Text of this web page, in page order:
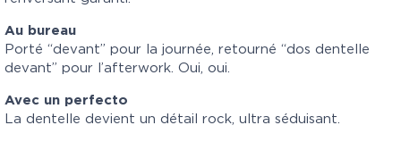
Au bureau
Porté “devant” pour la journée, retourné “dos dentelle
devant” pour l’afterwork. Oui, oui.
Avec un perfecto
La dentelle devient un détail rock, ultra séduisant.